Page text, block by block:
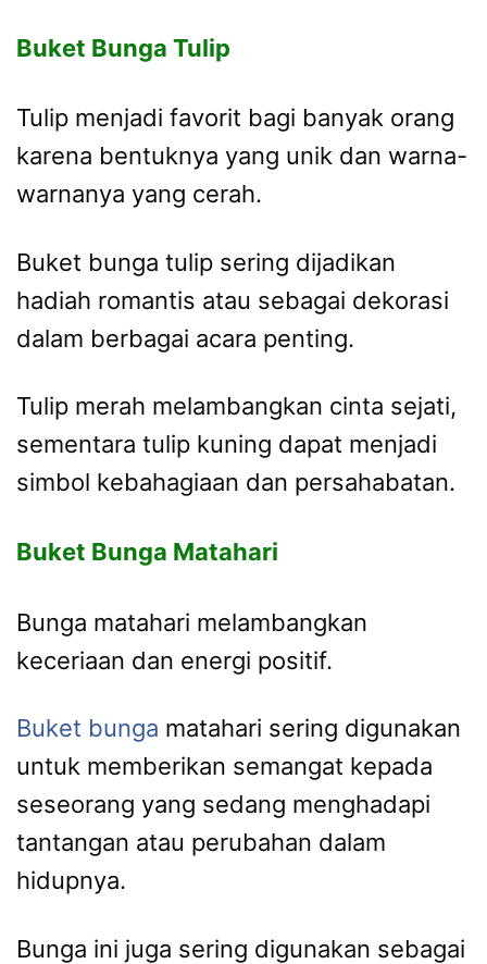
Buket Bunga Tulip
Tulip menjadi favorit bagi banyak orang
karena bentuknya yang unik dan warna-
warnanya yang cerah.
Buket bunga tulip sering dijadikan
hadiah romantis atau sebagai dekorasi
dalam berbagai acara penting.
Tulip merah melambangkan cinta sejati,
sementara tulip kuning dapat menjadi
simbol kebahagiaan dan persahabatan.
Buket Bunga Matahari
Bunga matahari melambangkan
keceriaan dan energi positif.
Buket bunga matahari sering digunakan
untuk memberikan semangat kepada
seseorang yang sedang menghadapi
tantangan atau perubahan dalam
hidupnya.
Bunga ini juga sering digunakan sebagai